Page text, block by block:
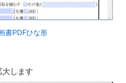
書PDFひな形
大します